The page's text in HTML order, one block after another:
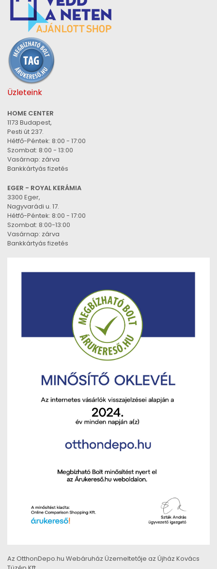
Üzleteink
HOME CENTER
1173 Budapest,
Pesti út 237.
Hétfő-Péntek: 8:00 - 17:00
Szombat: 8:00 - 13:00
Vasárnap: zárva
Bankkártyás fizetés
EGER - ROYAL KERÁMIA
3300 Eger,
Nagyvarádi u. 17.
Hétfő-Péntek: 8:00 - 17:00
Szombat: 8:00-13:00
Vasárnap: zárva
Bankkártyás fizetés
Az OtthonDepo.hu Webáruház Üzemeltetője az Újház Kovács